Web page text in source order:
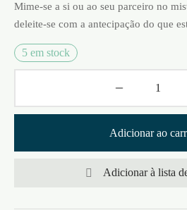
Mime-se a si ou ao seu parceiro no
deleite-se com a antecipação do que
5 em stock
Adicionar ao
Adicionar à lista